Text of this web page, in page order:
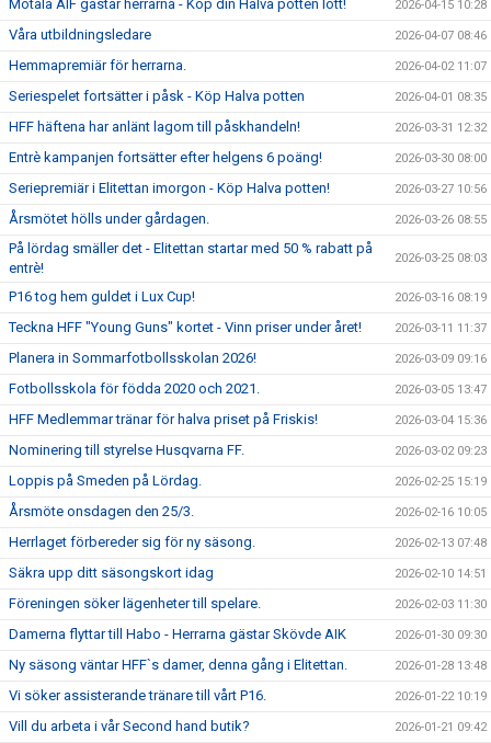
Motala AIF gästar herrarna - Köp din Halva potten lott! 2026-04-15 10:28
Våra utbildningsledare 2026-04-07 08:46
Hemmapremiär för herrarna. 2026-04-02 11:07
Seriespelet fortsätter i påsk - Köp Halva potten 2026-04-01 08:35
HFF häftena har anlänt lagom till påskhandeln! 2026-03-31 12:32
Entrè kampanjen fortsätter efter helgens 6 poäng! 2026-03-30 08:00
Seriepremiär i Elitettan imorgon - Köp Halva potten! 2026-03-27 10:56
Årsmötet hölls under gårdagen. 2026-03-26 08:55
På lördag smäller det - Elitettan startar med 50 % rabatt på
entrè!
2026-03-25 08:03
P16 tog hem guldet i Lux Cup! 2026-03-16 08:19
Teckna HFF "Young Guns" kortet - Vinn priser under året! 2026-03-11 11:37
Planera in Sommarfotbollsskolan 2026! 2026-03-09 09:16
Fotbollsskola för födda 2020 och 2021. 2026-03-05 13:47
HFF Medlemmar tränar för halva priset på Friskis! 2026-03-04 15:36
Nominering till styrelse Husqvarna FF. 2026-03-02 09:23
Loppis på Smeden på Lördag. 2026-02-25 15:19
Årsmöte onsdagen den 25/3. 2026-02-16 10:05
Herrlaget förbereder sig för ny säsong. 2026-02-13 07:48
Säkra upp ditt säsongskort idag 2026-02-10 14:51
Föreningen söker lägenheter till spelare. 2026-02-03 11:30
Damerna flyttar till Habo - Herrarna gästar Skövde AIK 2026-01-30 09:30
Ny säsong väntar HFF`s damer, denna gång i Elitettan. 2026-01-28 13:48
Vi söker assisterande tränare till vårt P16. 2026-01-22 10:19
Vill du arbeta i vår Second hand butik? 2026-01-21 09:42